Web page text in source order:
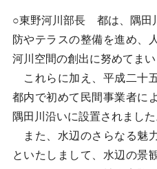
○東野河川部長 都は、隅田
防やテラスの整備を進め、
河川空間の創出に努めてまい
これらに加え、平成二十
都内で初めて民間事業者に
隅田川沿いに設置されました
また、水辺のさらなる魅
といたしまして、水辺の景